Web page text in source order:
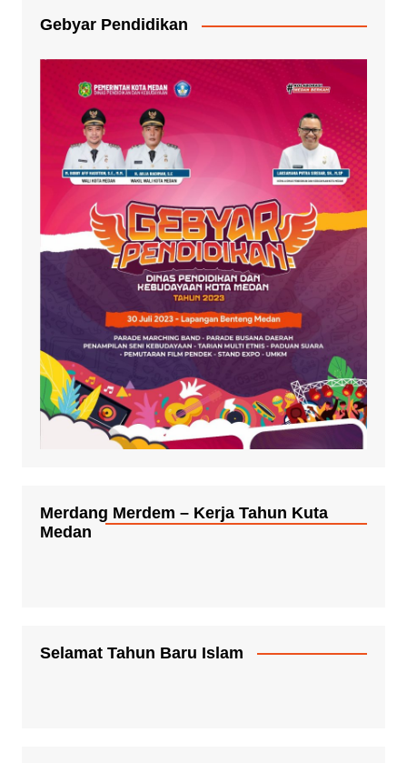
Gebyar Pendidikan
Merdang Merdem – Kerja Tahun Kuta
Medan
Selamat Tahun Baru Islam